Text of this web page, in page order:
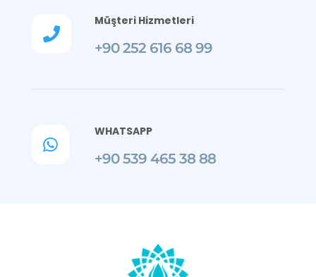

Müşteri Hizmetleri
+90 252 616 68 99

WHATSAPP
+90 539 465 38 88